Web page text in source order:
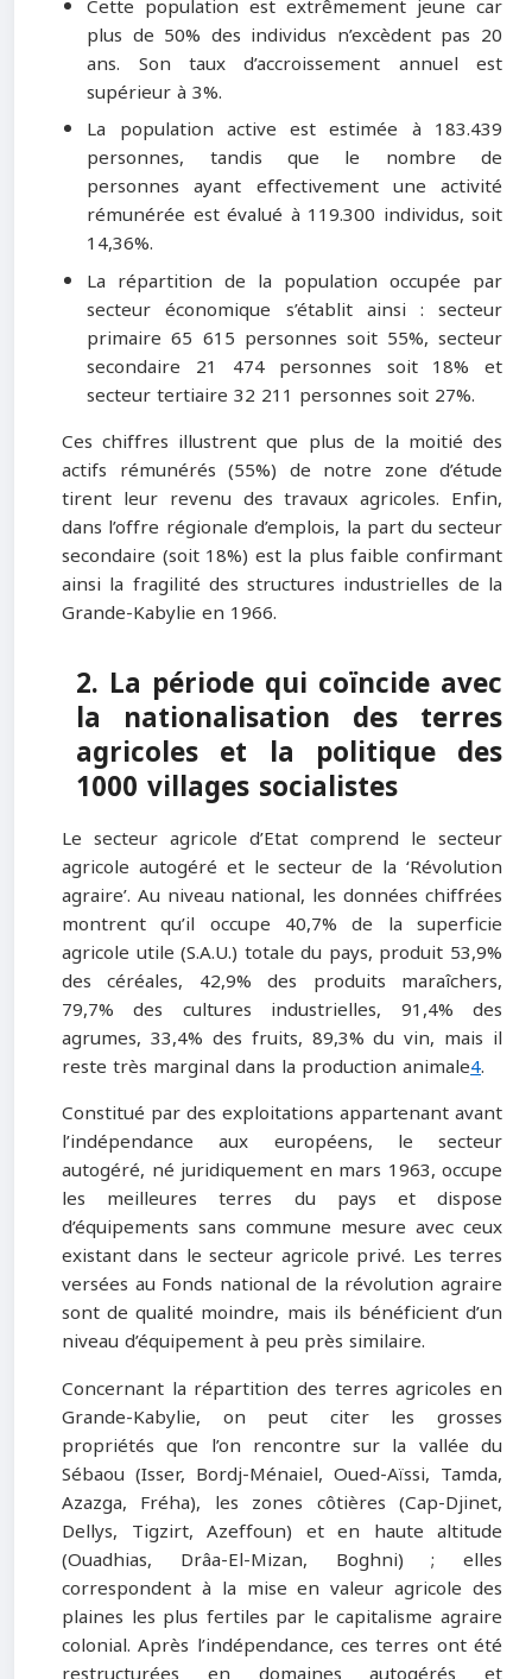
plus de 50% des individus n’excèdent pas 20
ans. Son taux d’accroissement annuel est
supérieur à 3%.
La population active est estimée à 183.439
personnes, tandis que le nombre de
personnes ayant effectivement une activité
rémunérée est évalué à 119.300 individus, soit
14,36%.
La répartition de la population occupée par
secteur économique s’établit ainsi : secteur
primaire 65 615 personnes soit 55%, secteur
secondaire 21 474 personnes soit 18% et
secteur tertiaire 32 211 personnes soit 27%.
Ces chiffres illustrent que plus de la moitié des
actifs rémunérés (55%) de notre zone d’étude
tirent leur revenu des travaux agricoles. Enfin,
dans l’offre régionale d’emplois, la part du secteur
secondaire (soit 18%) est la plus faible confirmant
ainsi la fragilité des structures industrielles de la
Grande-Kabylie en 1966.
2. La période qui coïncide avec
la nationalisation des terres
agricoles et la politique des
1000 villages socialistes
Le secteur agricole d’Etat comprend le secteur
agricole autogéré et le secteur de la ‘Révolution
agraire’. Au niveau national, les données chiffrées
montrent qu’il occupe 40,7% de la superficie
agricole utile (S.A.U.) totale du pays, produit 53,9%
des céréales, 42,9% des produits maraîchers,
79,7% des cultures industrielles, 91,4% des
agrumes, 33,4% des fruits, 89,3% du vin, mais il
reste très marginal dans la production animale4.
Constitué par des exploitations appartenant avant
l’indépendance aux européens, le secteur
autogéré, né juridiquement en mars 1963, occupe
les meilleures terres du pays et dispose
d’équipements sans commune mesure avec ceux
existant dans le secteur agricole privé. Les terres
versées au Fonds national de la révolution agraire
sont de qualité moindre, mais ils bénéficient d’un
niveau d’équipement à peu près similaire.
Concernant la répartition des terres agricoles en
Grande-Kabylie, on peut citer les grosses
propriétés que l’on rencontre sur la vallée du
Sébaou (Isser, Bordj-Ménaiel, Oued-Aïssi, Tamda,
Azazga, Fréha), les zones côtières (Cap-Djinet,
Dellys, Tigzirt, Azeffoun) et en haute altitude
(Ouadhias, Drâa-El-Mizan, Boghni) ; elles
correspondent à la mise en valeur agricole des
plaines les plus fertiles par le capitalisme agraire
colonial. Après l’indépendance, ces terres ont été